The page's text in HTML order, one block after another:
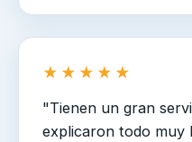
★★★★★
"Tienen un gran
explicaron todo muy